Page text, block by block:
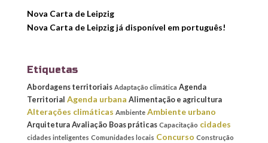
Nova Carta de Leipzig
Nova Carta de Leipzig já disponível em português!
Etiquetas
Abordagens territoriais Adaptação climática Agenda
Territorial Agenda urbana Alimentação e agricultura
Alterações climáticas Ambiente Ambiente urbano
Arquitetura Avaliação Boas práticas Capacitação cidades
cidades inteligentes Comunidades locais Concurso Construção